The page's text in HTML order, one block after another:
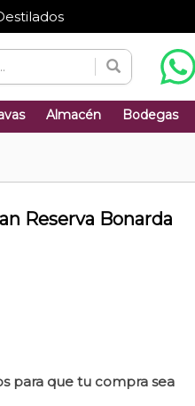
Almacén Bodegas
Reserva Bonarda
para que tu compra sea